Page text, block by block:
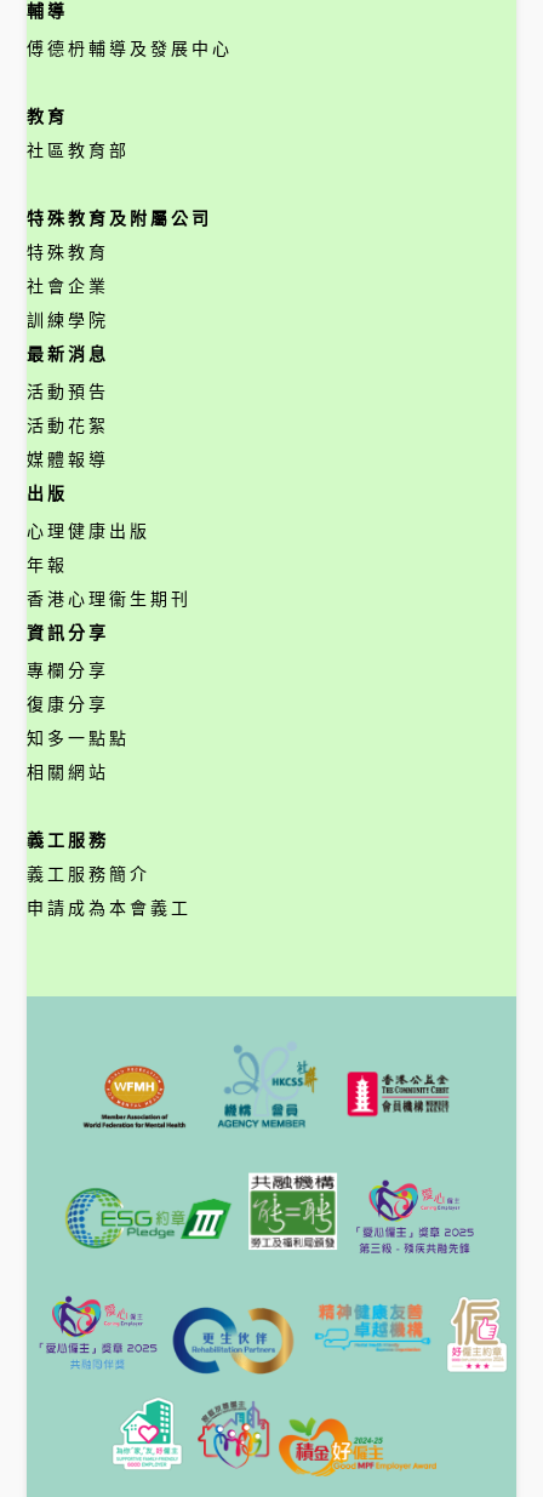
輔導
傅德枬輔導及發展中心
教育
社區教育部
特殊教育及附屬公司
特殊教育
社會企業
訓練學院
最新消息
活動預告
活動花絮
媒體報導
出版
心理健康出版
年報
香港心理衞生期刊
資訊分享
專欄分享
復康分享
知多一點點
相關網站
義工服務
義工服務簡介
申請成為本會義工